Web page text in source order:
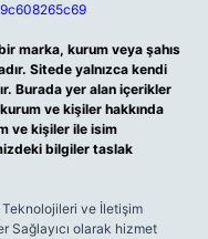
marka, kurum veya şahıs
Sitede yalnızca kendi
Burada yer alan içerikler
ve kişiler hakkında
ve kişiler ile isim
bilgiler taslak
Teknolojileri ve İletişim
Sağlayıcı olarak hizmet